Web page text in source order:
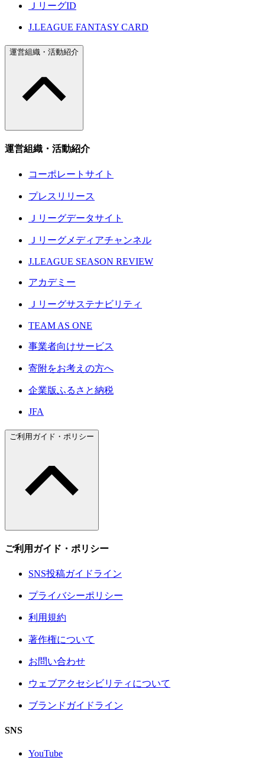
ＪリーグID
J.LEAGUE FANTASY CARD
運営組織・活動紹介
運営組織・活動紹介
コーポレートサイト
プレスリリース
Ｊリーグデータサイト
Ｊリーグメディアチャンネル
J.LEAGUE SEASON REVIEW
アカデミー
Ｊリーグサステナビリティ
TEAM AS ONE
事業者向けサービス
寄附をお考えの方へ
企業版ふるさと納税
JFA
ご利用ガイド・ポリシー
ご利用ガイド・ポリシー
SNS投稿ガイドライン
プライバシーポリシー
利用規約
著作権について
お問い合わせ
ウェブアクセシビリティについて
ブランドガイドライン
SNS
YouTube